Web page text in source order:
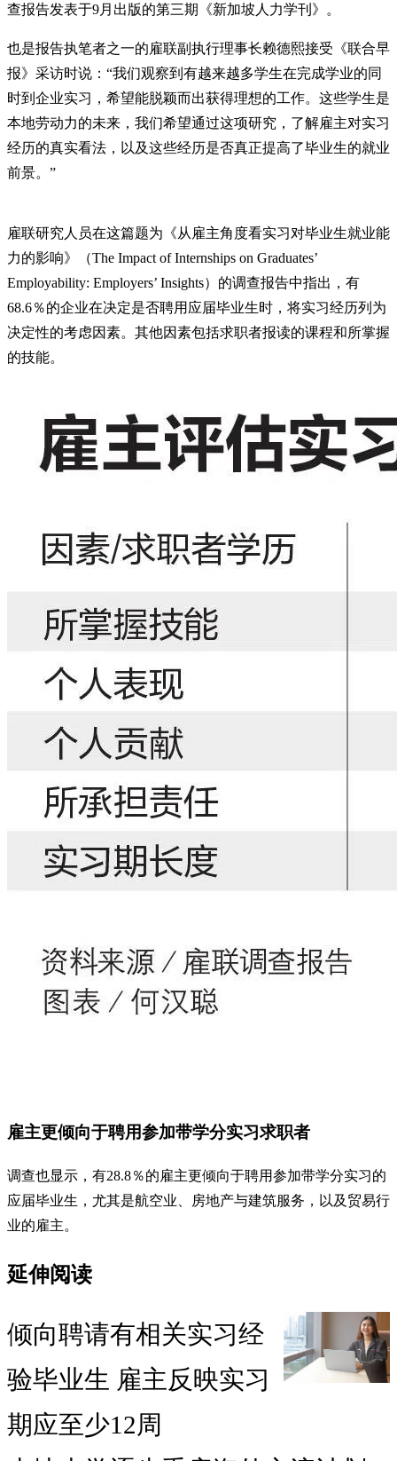
查报告发表于9月出版的第三期《新加坡人力学刊》。
也是报告执笔者之一的雇联副执行理事长赖德熙接受《联合早
报》采访时说：“我们观察到有越来越多学生在完成学业的同
时到企业实习，希望能脱颖而出获得理想的工作。这些学生是
本地劳动力的未来，我们希望通过这项研究，了解雇主对实习
经历的真实看法，以及这些经历是否真正提高了毕业生的就业
前景。”
雇联研究人员在这篇题为《从雇主角度看实习对毕业生就业能
力的影响》（The Impact of Internships on Graduates’
Employability: Employers’ Insights）的调查报告中指出，有
68.6％的企业在决定是否聘用应届毕业生时，将实习经历列为
决定性的考虑因素。其他因素包括求职者报读的课程和所掌握
的技能。
雇主更倾向于聘用参加带学分实习求职者
调查也显示，有28.8％的雇主更倾向于聘用参加带学分实习的
应届毕业生，尤其是航空业、房地产与建筑服务，以及贸易行
业的雇主。
延伸阅读
倾向聘请有相关实习经
验毕业生 雇主反映实习
期应至少12周